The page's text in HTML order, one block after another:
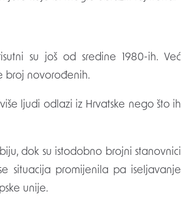
su još od sredine 1980-ih. Već
broj novorođenih.
ljudi odlazi iz Hrvatske nego što ih
dok su istodobno brojni stanovnici
situacija promijenila pa iseljavanje
unije.